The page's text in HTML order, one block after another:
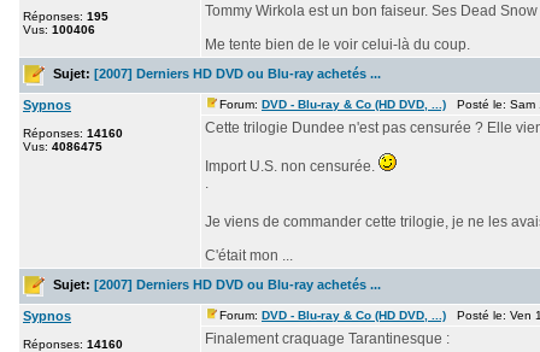
Réponses: 195
Vus: 100406
Tommy Wirkola est un bon faiseur. Ses Dead
Me tente bien de le voir celui-là du coup.
Sujet: [2007] Derniers HD DVD ou Blu-ray achetés ...
Sypnos
Réponses: 14160
Vus: 4086475
Forum: DVD - Blu-ray & Co (HD DVD, ...) Posté le:
Cette trilogie Dundee n'est pas censurée ? Elle
Import U.S. non censurée.
.
Je viens de commander cette trilogie, je ne les
C'était mon ...
Sujet: [2007] Derniers HD DVD ou Blu-ray achetés ...
Sypnos
Réponses: 14160
Forum: DVD - Blu-ray & Co (HD DVD, ...) Posté le: Ven
Finalement craquage Tarantinesque :